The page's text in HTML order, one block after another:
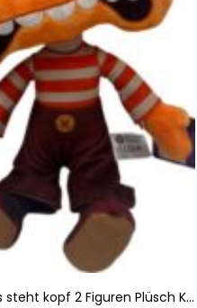
Disney Alles steht kopf 2 Figuren Plüsch Kuscheltier Spielzeug Spiel Plüschtier Zweifel 65456465